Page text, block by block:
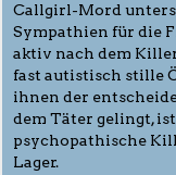
Callgirl-Mord
Sympathien für die
aktiv nach dem
fast autistisch stille
ihnen der
dem Täter gelingt,
psychopathische
Lager.